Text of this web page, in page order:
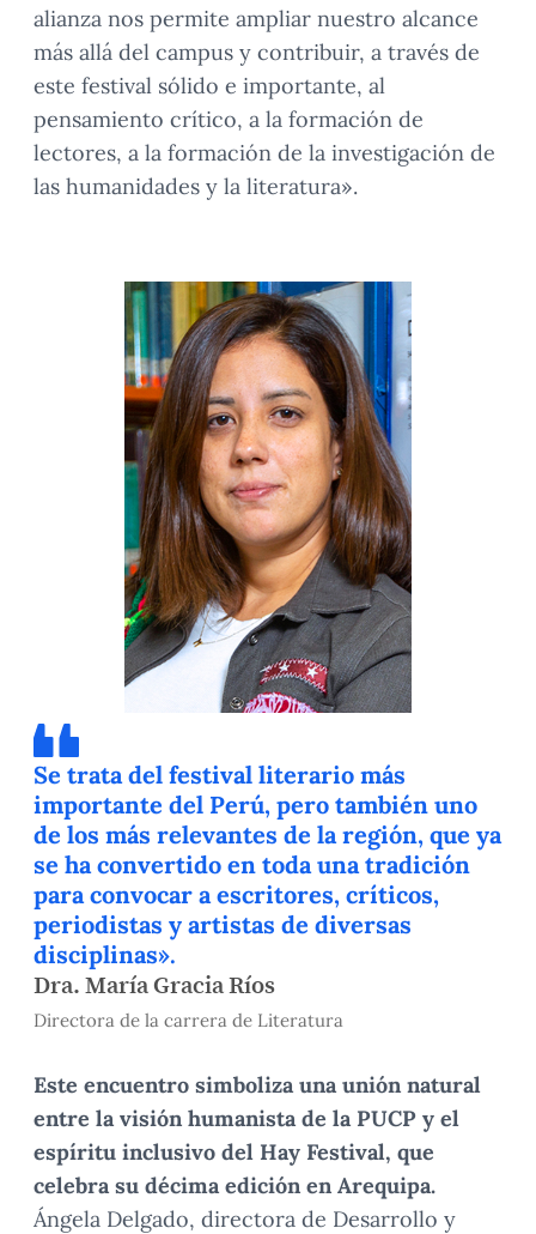
alianza nos permite ampliar nuestro alcance
más allá del campus y contribuir, a través de
este festival sólido e importante, al
pensamiento crítico, a la formación de
lectores, a la formación de la investigación de
las humanidades y la literatura».
Se trata del festival literario más
importante del Perú, pero también uno
de los más relevantes de la región, que ya
se ha convertido en toda una tradición
para convocar a escritores, críticos,
periodistas y artistas de diversas
disciplinas».
Dra. María Gracia Ríos
Directora de la carrera de Literatura
Este encuentro simboliza una unión natural
entre la visión humanista de la PUCP y el
espíritu inclusivo del Hay Festival, que
celebra su décima edición en Arequipa.
Ángela Delgado, directora de Desarrollo y